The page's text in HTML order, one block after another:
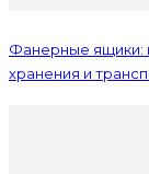
Фанерные ящики:
хранения и